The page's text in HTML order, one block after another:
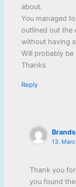
about.
You managed
outlined out the
without having
Will probably
Thanks
Reply
13.
Thank you
you found